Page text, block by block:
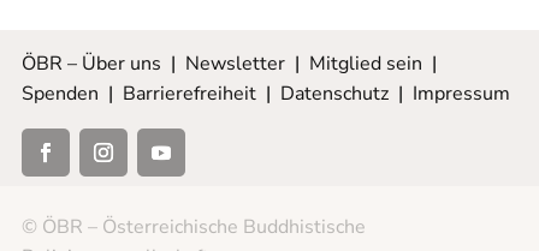
ÖBR – Über uns | Newsletter| Mitglied sein |
Spenden | Barrierefreiheit| Datenschutz| Impressum
© ÖBR – Österreichische Buddhistische